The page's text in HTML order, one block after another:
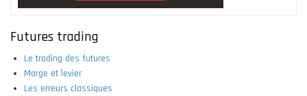
Futures trading
Le trading des futures
Marge et levier
Les erreurs classiques